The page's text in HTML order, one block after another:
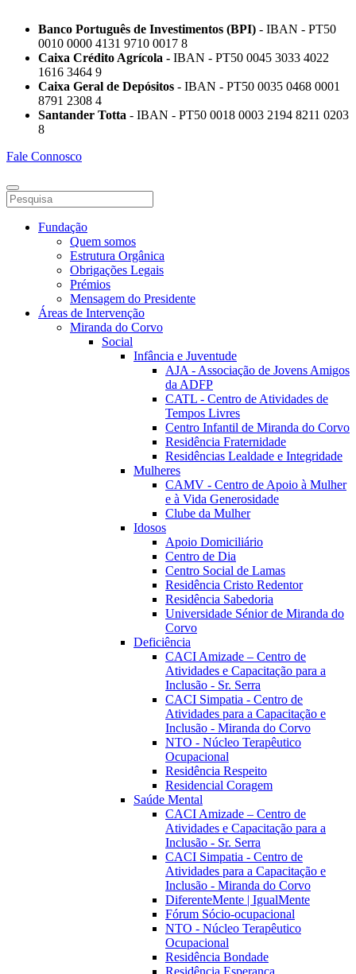
Banco Português de Investimentos (BPI) - IBAN - PT50
0010 0000 4131 9710 0017 8
Caixa Crédito Agrícola - IBAN - PT50 0045 3033 4022
1616 3464 9
Caixa Geral de Depósitos - IBAN - PT50 0035 0468 0001
8791 2308 4
Santander Totta - IBAN - PT50 0018 0003 2194 8211 0203
8
Fale Connosco
Fundação
Quem somos
Estrutura Orgânica
Obrigações Legais
Prémios
Mensagem do Presidente
Áreas de Intervenção
Miranda do Corvo
Social
Infância e Juventude
AJA - Associação de Jovens Amigos
da ADFP
CATL - Centro de Atividades de
Tempos Livres
Centro Infantil de Miranda do Corvo
Residência Fraternidade
Residências Lealdade e Integridade
Mulheres
CAMV - Centro de Apoio à Mulher
e à Vida Generosidade
Clube da Mulher
Idosos
Apoio Domiciliário
Centro de Dia
Centro Social de Lamas
Residência Cristo Redentor
Residência Sabedoria
Universidade Sénior de Miranda do
Corvo
Deficiência
CACI Amizade – Centro de
Atividades e Capacitação para a
Inclusão - Sr. Serra
CACI Simpatia - Centro de
Atividades para a Capacitação e
Inclusão - Miranda do Corvo
NTO - Núcleo Terapêutico
Ocupacional
Residência Respeito
Residencial Coragem
Saúde Mental
CACI Amizade – Centro de
Atividades e Capacitação para a
Inclusão - Sr. Serra
CACI Simpatia - Centro de
Atividades para a Capacitação e
Inclusão - Miranda do Corvo
DiferenteMente | IgualMente
Fórum Sócio-ocupacional
NTO - Núcleo Terapêutico
Ocupacional
Residência Bondade
Residência Esperança